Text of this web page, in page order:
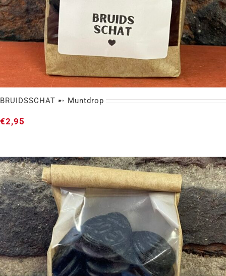
BRUIDSSCHAT ➸ Muntdrop
BRUIDSSCHAT ➸ Muntdrop
€2,95